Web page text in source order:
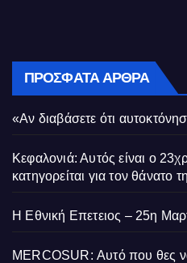
ΠΡΌΣΦΑΤΑ ΆΡΘΡΑ
«Αν διαβάσετε ότι
Κεφαλονιά: Αυτός είναι ο
κατηγορείται για τον θάνατο
Η Εθνική Επετειος – 25η
MERCOSUR: Αυτό που θες